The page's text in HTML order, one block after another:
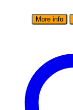
More info